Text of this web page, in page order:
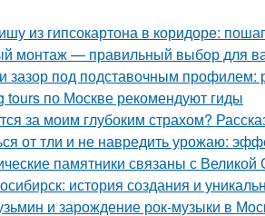
из гипсокартона в коридоре:
монтаж — правильный выбор для
зазор под подставочным профилем:
tours по Москве рекомендуют гиды
за моим глубоким страхом?
от тли и не навредить урожаю:
памятники связаны с
история создания и
и зарождение рок-музыки в